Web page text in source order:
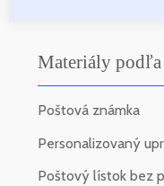
Materiály
Poštová známka
Personalizovaný
Poštový lístok bez